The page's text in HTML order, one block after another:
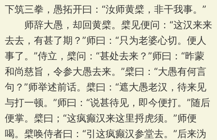
下筑三拳，愚拓开曰：“汝师黄檗，非干我事。”
师辞大愚，却回黄檗。檗见便问：“这汉来来
去去，有甚了期？”师曰：“只为老婆心切。便人
事了。”侍立，檗问：“甚处去来？”师曰：“昨蒙
和尚慈旨，令参大愚去来。”檗曰：“大愚有何言
句？”师举述前话。檗曰：“遮大愚老汉，待来见
与打一顿。”师曰：“说甚待见，即今便打。”随后
便掌。檗曰；“这疯癫汉来这里捋虎须。”师便
喝。檗唤侍者曰：“引这疯癫汉参堂去。”后来沩